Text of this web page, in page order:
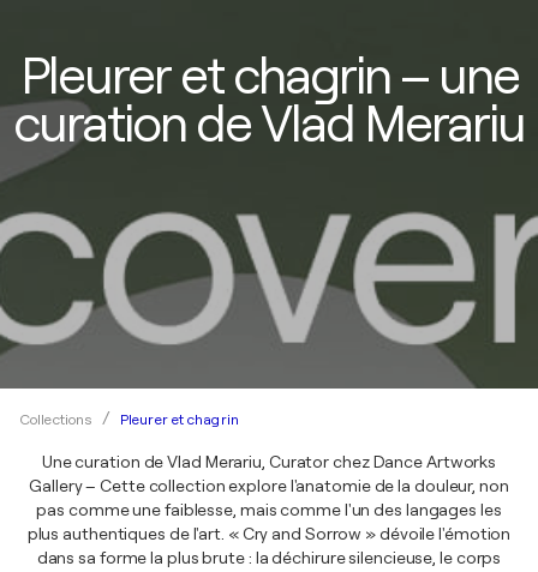
Pleurer et chagrin – une
curation de Vlad Merariu
Collections Pleurer et chagrin
Une curation de Vlad Merariu, Curator chez Dance Artworks
Gallery – Cette collection explore l'anatomie de la douleur, non
pas comme une faiblesse, mais comme l'un des langages les
plus authentiques de l'art. « Cry and Sorrow » dévoile l'émotion
dans sa forme la plus brute : la déchirure silencieuse, le corps